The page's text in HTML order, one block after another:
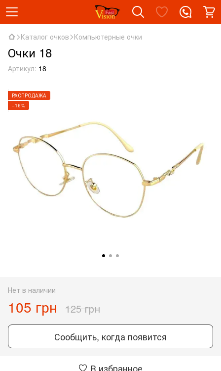
Каталог очков Компьютерные очки
Очки 18
Артикул: 18
РАСПРОДАЖА
−16%
Нет в наличии
105 грн 125 грн
Сообщить, когда появится
В избранное